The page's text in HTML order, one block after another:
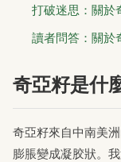
打破迷思：關於
讀者問答：關於
奇亞籽是什
奇亞籽來自中南美
膨脹變成凝胶狀。